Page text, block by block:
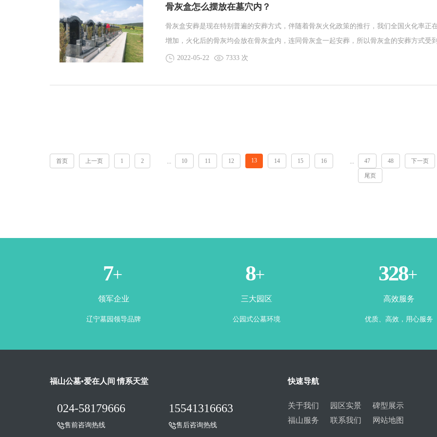
骨灰盒怎么摆放在墓穴内？
骨灰盒安葬是现在特别普遍的安葬方式，伴随着骨灰火化政策的推行，我们全国火化率正
增加，火化后的骨灰均会放在骨灰盒内，连同骨灰盒一起安葬，所以骨灰盒的安葬方式受
的接受，那如何安放骨灰盒，骨灰盒在墓穴里是如何摆放的，摆放的又有何意义。和沈阳墓
2022-05-22 7333 次
首页 上一页 1 2 ... 10 11 12 13 14 15 16 ... 47 48 下一页
尾页
1+
领军企业
辽宁墓园领导品牌
3+
三大园区
公园式公墓环境
365+
高效服务
优质、高效，用心服务
福山公墓•爱在人间 情系天堂
024-58179666
售前咨询热线
15541316663
售后咨询热线
快速导航
关于我们 园区实景
碑型展示
福山服务
联系我们 网站地图